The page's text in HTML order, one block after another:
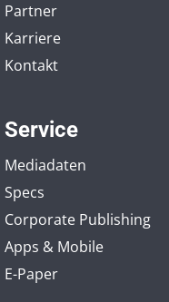
Partner
Karriere
Kontakt
Service
Mediadaten
Specs
Corporate Publishing
Apps & Mobile
E-Paper